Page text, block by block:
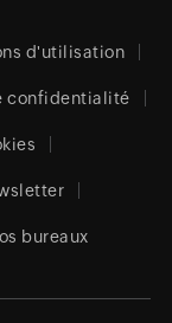
d'utilisation
confidentialité
bureaux